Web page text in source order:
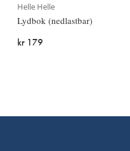
Helle Helle
Lydbok (nedlastbar)
kr 179